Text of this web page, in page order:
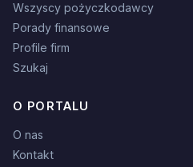
Wszyscy pożyczkodawcy
Porady finansowe
Profile firm
Szukaj
O PORTALU
O nas
Kontakt